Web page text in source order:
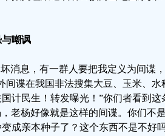
嘲讽
消息，有一群人要把我定义为间谍
谍在我国非法搜集大豆、玉米、水
计民生！转发曝光！”你们者看到这
老杨好像就是这样的间谍。你们不
成亲本种子了？这个东西不是不好